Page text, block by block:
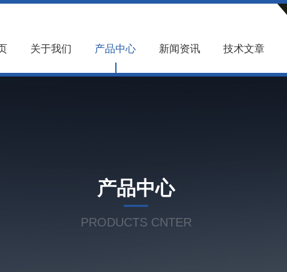
关于我们 产品中心 新闻资讯 技术文章
产品中心
PRODUCTS CNTER